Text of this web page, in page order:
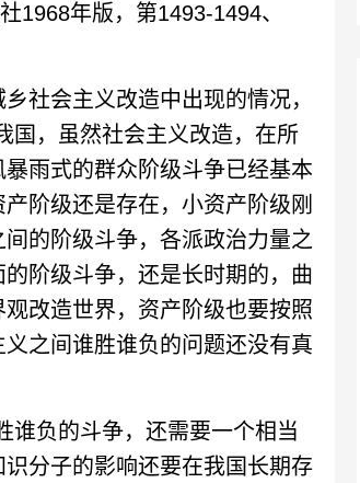
1968年版，第1493-1494、
会主义改造中出现的情况，
国，虽然社会主义改造，在所
雨式的群众阶级斗争已经基本
阶级还是存在，小资产阶级刚
的阶级斗争，各派政治力量之
阶级斗争，还是长时期的，曲
改造世界，资产阶级也要按照
之间谁胜谁负的问题还没有真
负的斗争，还需要一个相当
分子的影响还要在我国长期存